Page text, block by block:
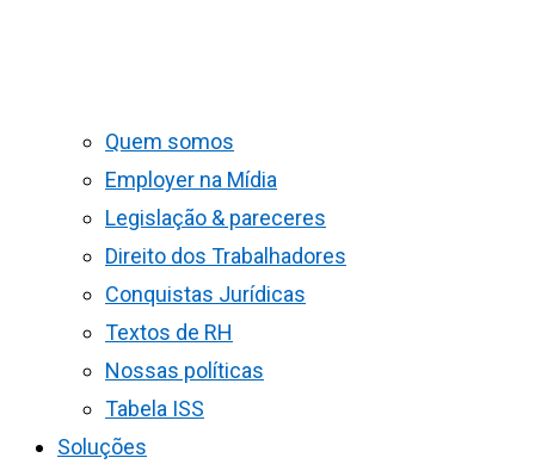
Quem somos
Employer na Mídia
Legislação & pareceres
Direito dos Trabalhadores
Conquistas Jurídicas
Textos de RH
Nossas políticas
Tabela ISS
Soluções